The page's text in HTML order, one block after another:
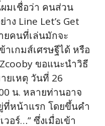
มเชื่อว่า คนส่วน
ง Line Let’s Get
ยคนที่เล่นมักจะ
เกมส์เศรษฐีได้ หรือ
ขอแนะนำวิธี
ยเหตุ วันที่ 26
น. หลายท่านอาจ
ที่หน้าแรก โดยขึ้นคำ
อร์…” ซึ่งเมื่อเข้า